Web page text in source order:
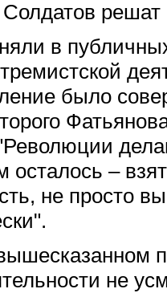
Солдатов
в
было
осталось –
не просто
не